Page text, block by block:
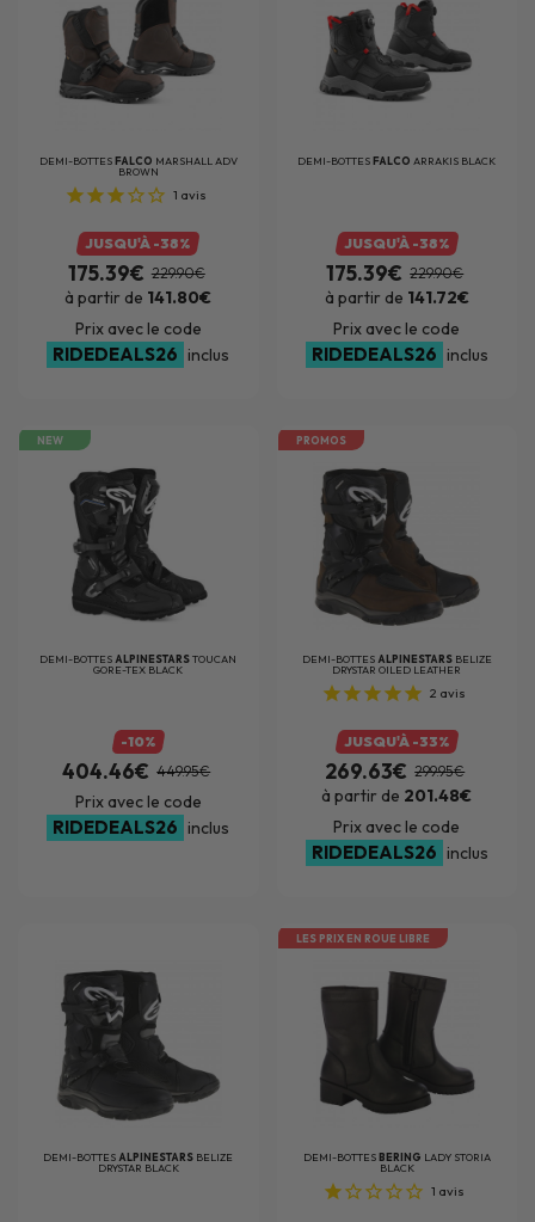
DEMI-BOTTESFALCO MARSHALL ADV
BROWN
1 avis
JUSQU'À -38%
175.39€ 229.90€
à partir de 141.80€
Prix avec le code
RIDEDEALS26 inclus
DEMI-BOTTESFALCO ARRAKIS BLACK
JUSQU'À -38%
175.39€ 229.90€
à partir de 141.72€
Prix avec le code
RIDEDEALS26 inclus
NEW
DEMI-BOTTES ALPINESTARSTOUCAN
GORE-TEX BLACK
-10%
404.46€ 449.95€
Prix avec le code
RIDEDEALS26 inclus
PROMOS
DEMI-BOTTES ALPINESTARS BELIZE
DRYSTAR OILED LEATHER
2 avis
JUSQU'À -33%
269.63€ 299.95€
à partir de 201.48€
Prix avec le code
RIDEDEALS26 inclus
DEMI-BOTTES ALPINESTARS BELIZE
DRYSTAR BLACK
LES PRIX EN ROUE LIBRE
DEMI-BOTTESBERING LADY STORIA
BLACK
1 avis